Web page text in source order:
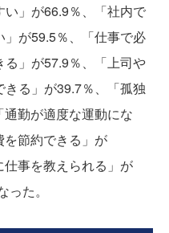
」が66.9％、「社内で
が59.5％、「仕事で必
」が57.9％、「上司や
る」が39.7％、「孤独
勤が適度な運動にな
節約できる」が
事を教えられる」が
た。